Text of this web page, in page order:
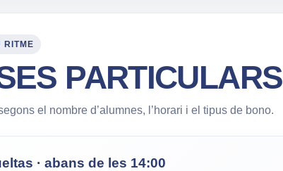
RITME
PARTICULARS
el nombre d’alumnes, l’horari i el tipus de bono.
· abans de les 14:00